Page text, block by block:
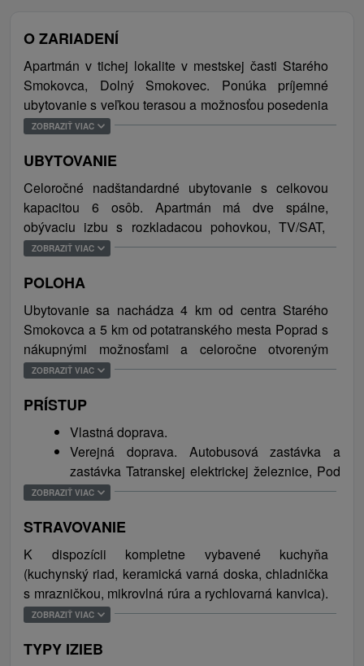
O ZARIADENÍ
Apartmán v tichej lokalite v mestskej časti Starého
Smokovca, Dolný Smokovec. Ponúka príjemné
ubytovanie s veľkou terasou a možnosťou posedenia
a grilovania, bezplatným WiFi pripojením na internet
dispozícii detské ihrisko.
Vysoké Tatry i blízke okolie poskytujú návštevníkom
bohaté možnosti výletov a aktívneho športového
vyžitia v každom ročnom období. Na svoje si tu
zaručene prídu všetci nadšenci prírody,
vysokohorských túr, lyžovania, milovníci histórie, ale
i aquaparkov a kultúry. Ideálne miesto pre
jednotlivcov, obchodných cestujúcich, páry aj rodiny
s deťmi, jednoducho pre všetkých aktívnych i
pasívnych návštevníkov Tatier.
ZOBRAZIŤ VIAC
UBYTOVANIE
Celoročné nadštandardné ubytovanie s celkovou
kapacitou 6 osôb. Apartmán má dve spálne,
obývaciu izbu s rozkladacou pohovkou, TV/SAT,
sociálne zariadenie (kúpeľňa so sprchovým kútom,
ZOBRAZIŤ VIAC
POLOHA
Ubytovanie sa nachádza 4 km od centra Starého
Smokovca a 5 km od potatranského mesta Poprad s
nákupnými možnosťami a celoročne otvoreným
aquaparkom.
ZOBRAZIŤ VIAC
PRÍSTUP
Vlastná doprava.
Verejná doprava. Autobusová zastávka a
zastávka Tatranskej elektrickej železnice, Pod
Lesom, sa nachádzajú od apartmánu 800 m.
ZOBRAZIŤ VIAC
STRAVOVANIE
K dispozícii kompletne vybavené kuchyňa
(kuchynský riad, keramická varná doska, chladnička
s mrazničkou, mikrovlná rúra a rychlovarná kanvica).
Pár metrov od ubytovania sa nachádza reštaurácia.
ZOBRAZIŤ VIAC
TYPY IZIEB